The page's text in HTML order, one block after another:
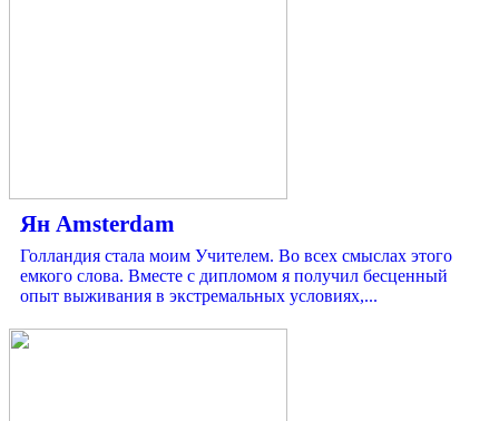
Ян Amsterdam
Голландия стала моим Учителем. Во всех смыслах этого
емкого слова. Вместе с дипломом я получил бесценный
опыт выживания в экстремальных условиях,...